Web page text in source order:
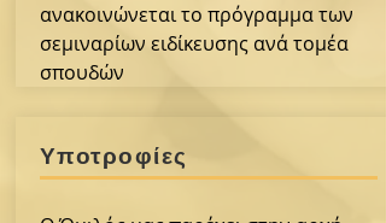
ανακοινώνεται το πρόγραμμα των
σεμιναρίων ειδίκευσης ανά τομέα
σπουδών
Υποτροφίες